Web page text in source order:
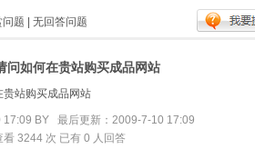
问题 无回答问题
问如何在贵站购买成品网站
贵站购买成品网站
17:09 BY
最后更新：2009-7-10 17:09
看 3244 次 已有 0 人回答